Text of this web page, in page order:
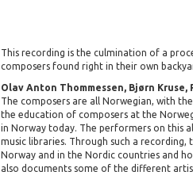
This recording is the culmination of a
composers found right in their own
Olav Anton Thommessen, Bjørn Kruse,
The composers are all Norwegian, with
the education of composers at the
in Norway today. The performers on this
music libraries. Through such a
Norway and in the Nordic countries and
also documents some of the different